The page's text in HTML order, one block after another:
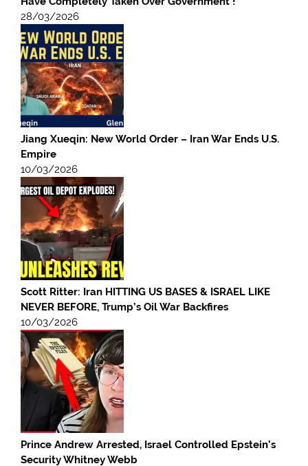
28/03/2026
Jiang Xueqin: New World Order – Iran War Ends U.S.
Empire
10/03/2026
Scott Ritter: Iran HITTING US BASES & ISRAEL LIKE
NEVER BEFORE, Trump’s Oil War Backfires
10/03/2026
Prince Andrew Arrested, Israel Controlled Epstein’s
Security Whitney Webb